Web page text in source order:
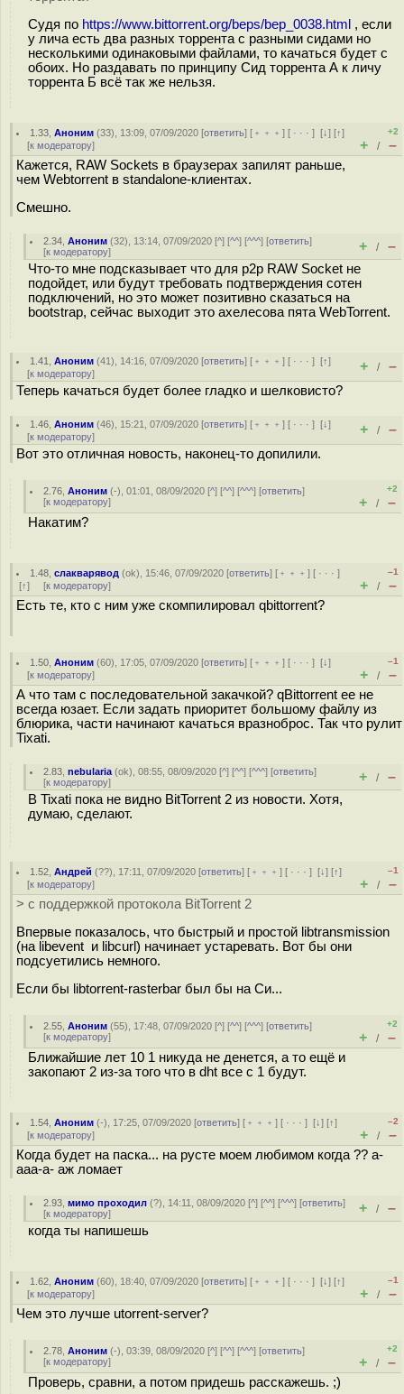
Судя по https://www.bittorrent.org/beps/bep_0038.html , если
у лича есть два разных торрента с разными сидами но
несколькими одинаковыми файлами, то качаться будет с
обоих. Но раздавать по принципу Сид торрента А к личу
торрента Б всё так же нельзя.
1.33 ,Аноним (33), 13:09, 07/09/2020 [ответить] [ ﹢﹢﹢] [ · · ·][↓] [↑]
[к модератору]
+2
+ / –
Кажется, RAW Sockets в браузерах запилят раньше,
чем Webtorrent в standalone-клиентах.
Смешно.
2.34 ,Аноним (32), 13:14, 07/09/2020 [^] [^^] [^^^] [ответить]
[к модератору] + / –
Что-то мне подсказывает что для p2p RAW Socket не
подойдет, или будут требовать подтверждения сотен
подключений, но это может позитивно сказаться на
bootstrap, сейчас выходит это ахелесова пята WebTorrent.
1.41 ,Аноним (41), 14:16, 07/09/2020 [ответить] [ ﹢﹢﹢] [ · · ·][↑]
[к модератору] + / –
Теперь качаться будет более гладко и шелковисто?
1.46 ,Аноним (46), 15:21, 07/09/2020 [ответить] [ ﹢﹢﹢] [ · · ·][↓]
[к модератору] + / –
Вот это отличная новость, наконец-то допилили.
2.76 ,Аноним (-), 01:01, 08/09/2020 [^] [^^] [^^^] [ответить]
[к модератору]
+2
+ / –
Накатим?
1.48 ,слакварявод (ok), 15:46, 07/09/2020 [ответить] [ ﹢﹢﹢] [ · · ·]
[↑] [к модератору]
–1
+ / –
Есть те, кто с ним уже скомпилировал qbittorrent?
1.50 ,Аноним (60), 17:05, 07/09/2020 [ответить] [ ﹢﹢﹢] [ · · ·][↓]
[к модератору]
–1
+ / –
А что там с последовательной закачкой? qBittorrent ее не
всегда юзает. Если задать приоритет большому файлу из
блюрика, части начинают качаться вразноброс. Так что рулит
Tixati.
2.83 ,nebularia (ok), 08:55, 08/09/2020 [^] [^^] [^^^] [ответить]
[к модератору] + / –
В Tixati пока не видно BitTorrent 2 из новости. Хотя,
думаю, сделают.
1.52 ,Андрей (??), 17:11, 07/09/2020 [ответить] [ ﹢﹢﹢] [ · · ·][↓] [↑]
[к модератору]
–1
+ / –
> с поддержкой протокола BitTorrent 2
Впервые показалось, что быстрый и простой libtransmission
(на libevent и libcurl) начинает устаревать. Вот бы они
подсуетились немного.
Если бы libtorrent-rasterbar был бы на Си...
2.55 ,Аноним (55), 17:48, 07/09/2020 [^] [^^] [^^^] [ответить]
[к модератору]
+2
+ / –
Ближайшие лет 10 1 никуда не денется, а то ещё и
закопают 2 из-за того что в dht все с 1 будут.
1.54 ,Аноним (-), 17:25, 07/09/2020 [ответить] [ ﹢﹢﹢] [ · · ·][↓] [↑]
[к модератору]
–2
+ / –
Когда будет на паска... на русте моем любимом когда ?? а-
ааа-а- аж ломает
2.93 ,мимо проходил (?), 14:11, 08/09/2020 [^] [^^] [^^^] [ответить]
[к модератору] + / –
когда ты напишешь
1.62 ,Аноним (60), 18:40, 07/09/2020 [ответить] [ ﹢﹢﹢] [ · · ·][↓] [↑]
[к модератору]
–1
+ / –
Чем это лучше utorrent-server?
2.78 ,Аноним (-), 03:39, 08/09/2020 [^] [^^] [^^^] [ответить]
[к модератору]
+2
+ / –
Проверь, сравни, а потом придешь расскажешь. ;)